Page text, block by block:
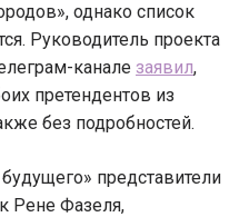
однако список
Руководитель проекта
канале заявил,
претендентов из
без подробностей.
представители
Рене Фазеля,